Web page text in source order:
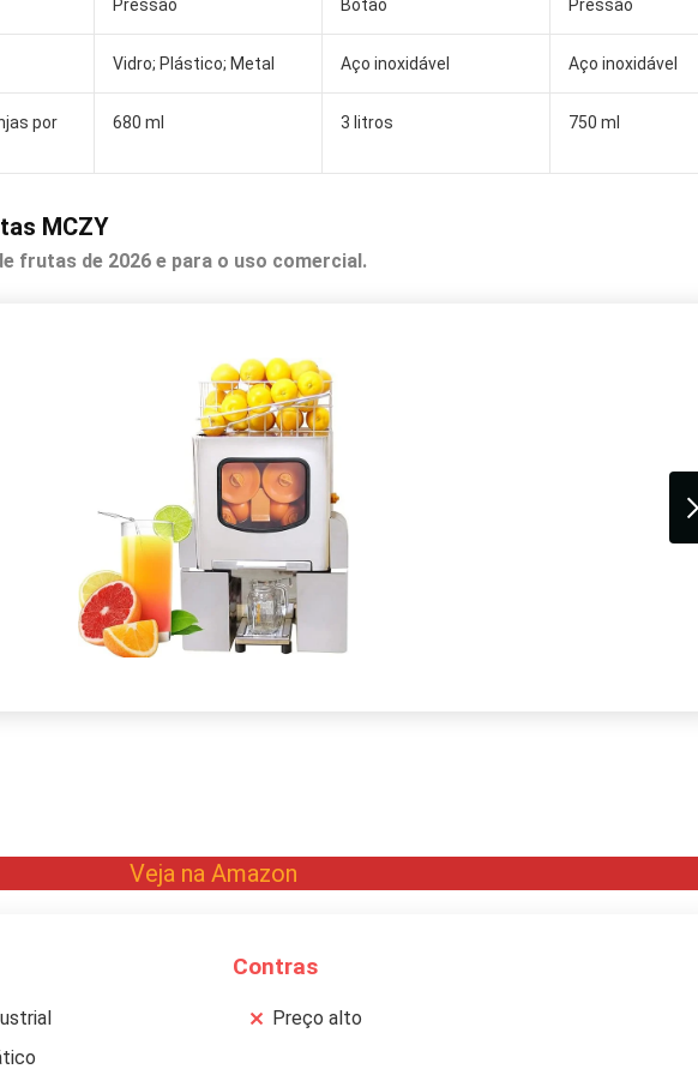
por
Pressão
Vidro; Plástico; Metal
680 ml
Botão
Aço inoxidável
3 litros
Pressão
Aço inoxidável
750 ml
MCZY
frutas de 2026 e para o uso comercial.
Veja na Amazon
Contras
Preço alto